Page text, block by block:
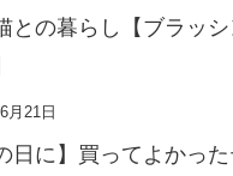
との暮らし【ブラッシ
月21日
日に】買ってよかっ